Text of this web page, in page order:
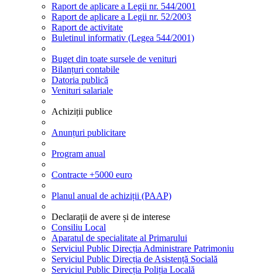
Raport de aplicare a Legii nr. 544/2001
Raport de aplicare a Legii nr. 52/2003
Raport de activitate
Buletinul informativ (Legea 544/2001)
Buget din toate sursele de venituri
Bilanțuri contabile
Datoria publică
Venituri salariale
Achiziții publice
Anunțuri publicitare
Program anual
Contracte +5000 euro
Planul anual de achiziții (PAAP)
Declarații de avere și de interese
Consiliu Local
Aparatul de specialitate al Primarului
Serviciul Public Direcția Administrare Patrimoniu
Serviciul Public Direcția de Asistență Socială
Serviciul Public Direcția Poliția Locală